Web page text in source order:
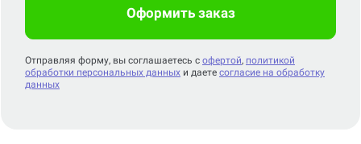
Оформить заказ
Отправляя форму, вы соглашаетесь с офертой, политикой
обработки персональных данных и даете согласие на обработку
данных